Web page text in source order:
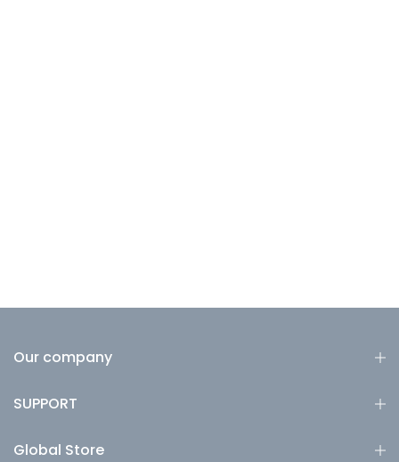
Our company
SUPPORT
Global Store